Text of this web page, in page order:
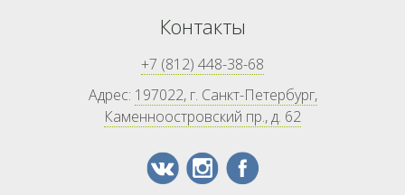
Контакты
+7 (812) 448-38-68
Адрес: 197022, г. Санкт-Петербург,
Каменноостровский пр., д. 62